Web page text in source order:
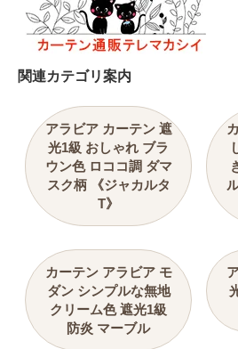
関連カテゴリ案内
アラビア カーテン 遮
光1級 おしゃれ ブラ
ウン色 ロココ調 ダマ
スク柄 《ジャカルタ
T》
カーテン アラビア モ
ダン シンプルな無地
クリーム色 遮光1級
防炎 マーブル